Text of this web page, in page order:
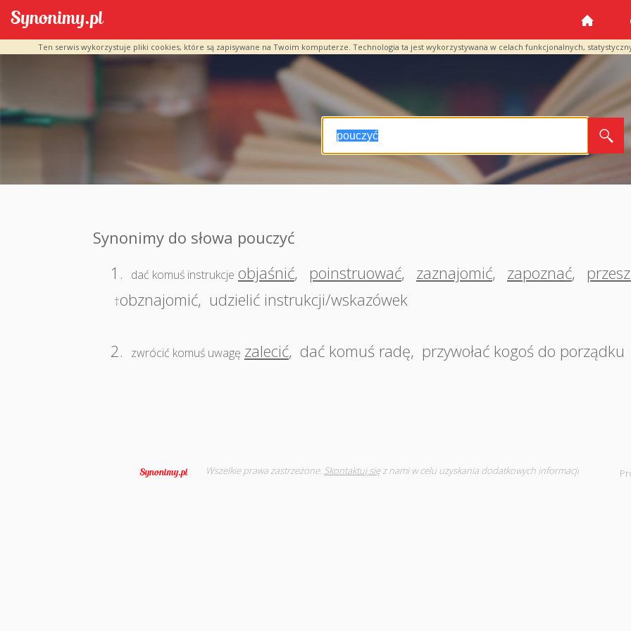
Ten serwis wykorzystuje pliki cookies, które są zapisywane na Twoim komputerze. Technologia ta jest wykorzystywana w celach funkcjonalnych,
Synonimy do słowa pouczyć
1.
dać komuś instrukcje objaśnić, poinstruować, zaznajomić, zapoznać,
†obznajomić, udzielić instrukcji/wskazówek
2. zwrócić komuś uwagę zalecić, dać komuś radę, przywołać kogoś do porządku
Wszelkie prawa zastrzeżone. Skontaktuj sięz nami w celu uzyskania dodatkowych informacji